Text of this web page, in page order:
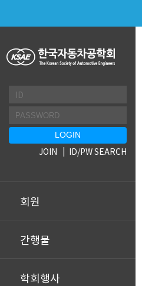
회원
간행물
학회행사
JOIN ID/PW SEARCH